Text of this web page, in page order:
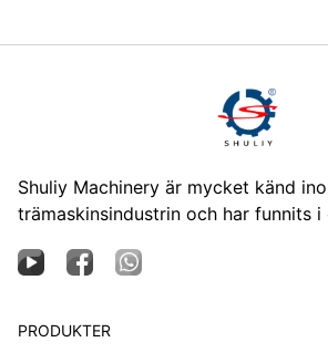
Shuliy Machinery är mycket känd
trämaskinsindustrin och har funnits i
PRODUKTER